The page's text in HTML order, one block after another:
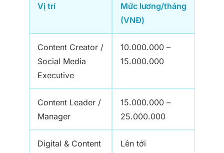
Vị trí
Mức lương/tháng
(VNĐ)
Content Creator /
Social Media
Executive
10.000.000 –
15.000.000
Content Leader /
Manager
15.000.000 –
25.000.000
Digital & Content
Lên tới